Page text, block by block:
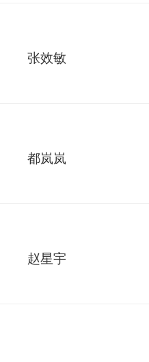
张效敏
都岚岚
赵星宇